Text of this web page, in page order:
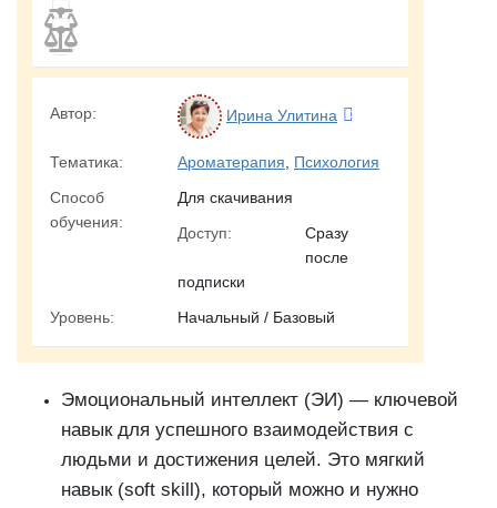
Автор: Ирина Улитина
Тематика: Ароматерапия
Психология
Способ
обучения:
Для скачивания
Доступ:
Сразу
после
подписки
Уровень:
Начальный / Базовый
Эмоциональный интеллект (ЭИ) — ключевой
навык для успешного взаимодействия с
людьми и достижения целей. Это мягкий
навык (soft skill), который можно и нужно